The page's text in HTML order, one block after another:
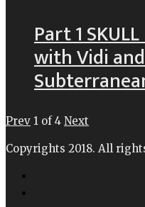
Part 1
with Vidi
Prev 1 of 4 Next
Copyrights 2018. All